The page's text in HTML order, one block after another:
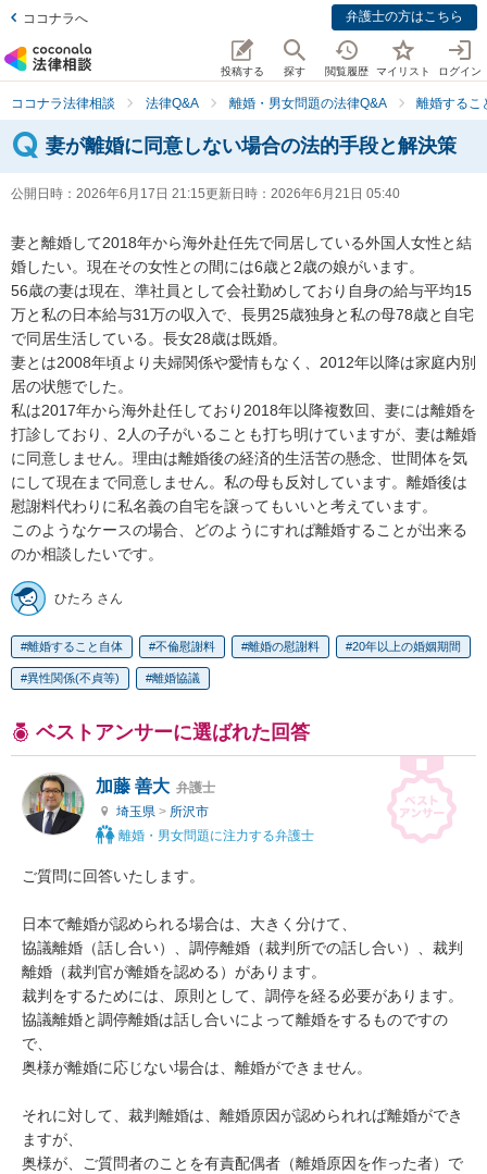
ココナラへ 弁護士の方はこちら
投稿する 探す 閲覧履歴 マイリスト ログイン
ココナラ法律相談 法律Q&A 離婚・男女問題の法律Q&A 離婚するこ
妻が離婚に同意しない場合の法的手段と解決策
公開日時： 2026年6月17日 21:15更新日時： 2026年6月21日 05:40
妻と離婚して2018年から海外赴任先で同居している外国人女性と結
婚したい。現在その女性との間には6歳と2歳の娘がいます。
56歳の妻は現在、準社員として会社勤めしており自身の給与平均15
万と私の日本給与31万の収入で、長男25歳独身と私の母78歳と自宅
で同居生活している。長女28歳は既婚。
妻とは2008年頃より夫婦関係や愛情もなく、2012年以降は家庭内別
居の状態でした。
私は2017年から海外赴任しており2018年以降複数回、妻には離婚を
打診しており、2人の子がいることも打ち明けていますが、妻は離婚
に同意しません。理由は離婚後の経済的生活苦の懸念、世間体を気
にして現在まで同意しません。私の母も反対しています。離婚後は
慰謝料代わりに私名義の自宅を譲ってもいいと考えています。
このようなケースの場合、どのようにすれば離婚することが出来る
のか相談したいです。
ひたろ さん
離婚すること自体 不倫慰謝料 離婚の慰謝料 20年以上の婚姻期間
異性関係(不貞等) 離婚協議
ベストアンサーに選ばれた回答
加藤 善大 弁護士
埼玉県 > 所沢市
離婚・男女問題に注力する弁護士
ご質問に回答いたします。
日本で離婚が認められる場合は、大きく分けて、
協議離婚（話し合い）、調停離婚（裁判所での話し合い）、裁判
離婚（裁判官が離婚を認める）があります。
裁判をするためには、原則として、調停を経る必要があります。
協議離婚と調停離婚は話し合いによって離婚をするものですの
で、
奥様が離婚に応じない場合は、離婚ができません。
それに対して、裁判離婚は、離婚原因が認められれば離婚ができ
ますが、
奥様が、ご質問者のことを有責配偶者（離婚原因を作った者）で